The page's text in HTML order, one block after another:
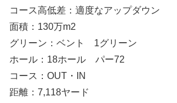
コース高低差：適度なアップダウン
面積：130万m2
グリーン：ベント 1グリーン
ホール：18ホール パー72
コース：OUT・IN
距離：7,118ヤード